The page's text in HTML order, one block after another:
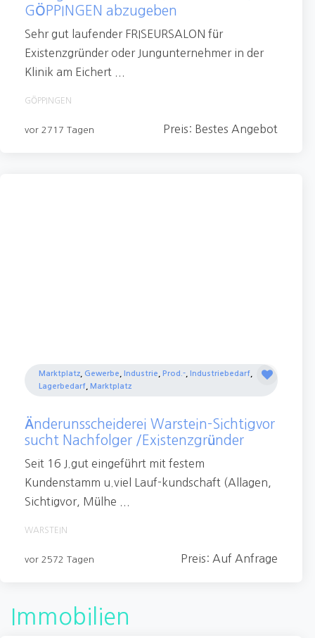
GÖPPINGEN abzugeben
Sehr gut laufender FRISEURSALON für
Existenzgründer oder Jungunternehmer in der
Klinik am Eichert ...
GÖPPINGEN
vor 2717 Tagen Preis: Bestes Angebot
Marktplatz Gewerbe Industrie Prod.- Industriebedarf
Lagerbedarf
Marktplatz
Änderunsscheiderei Warstein-Sichtigvor
sucht Nachfolger /Existenzgründer
Seit 16 J.gut eingeführt mit festem
Kundenstamm u.viel Lauf-kundschaft (Allagen,
Sichtigvor, Mülhe ...
WARSTEIN
vor 2572 Tagen Preis: Auf Anfrage
Immobilien